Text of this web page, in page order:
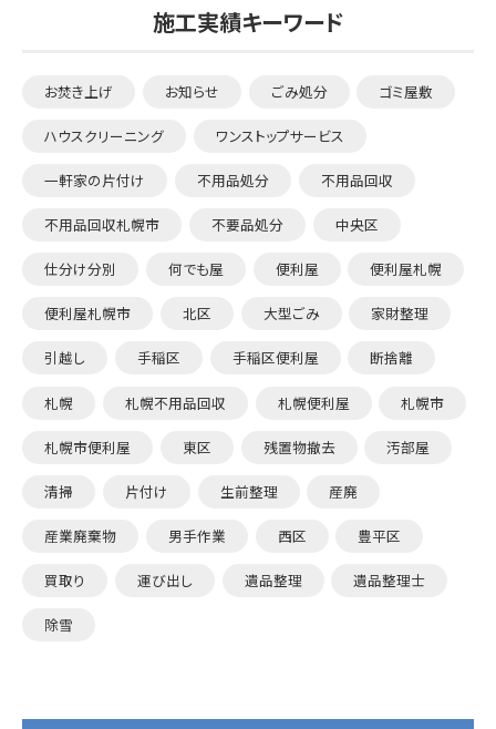
施工実績キーワード
お焚き上げ お知らせ ごみ処分 ゴミ屋敷
ハウスクリーニング ワンストップサービス
一軒家の片付け 不用品処分 不用品回収
不用品回収札幌市 不要品処分 中央区
仕分け分別 何でも屋 便利屋 便利屋札幌
便利屋札幌市 北区 大型ごみ 家財整理
引越し 手稲区 手稲区便利屋 断捨離
札幌 札幌不用品回収 札幌便利屋 札幌市
札幌市便利屋 東区 残置物撤去 汚部屋
清掃 片付け 生前整理 産廃
産業廃棄物 男手作業 西区 豊平区
買取り 運び出し 遺品整理 遺品整理士
除雪